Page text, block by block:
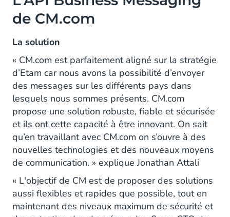
de CM.com
La solution
« CM.com est parfaitement aligné sur la stratégie
d’Etam car nous avons la possibilité d’envoyer
des messages sur les différents pays dans
lesquels nous sommes présents. CM.com
propose une solution robuste, fiable et sécurisée
et ils ont cette capacité à être innovant. On sait
qu’en travaillant avec CM.com on s’ouvre à des
nouvelles technologies et des nouveaux moyens
de communication. » explique Jonathan Attali
« L'objectif de CM est de proposer des solutions
aussi flexibles et rapides que possible, tout en
maintenant des niveaux maximum de sécurité et